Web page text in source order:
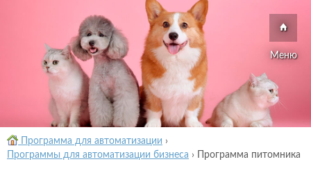
Меню
Программа для автоматизации ›
Программы для автоматизации бизнеса › Программа питомника